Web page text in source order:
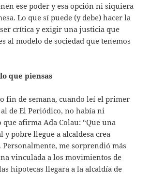
ese poder y esa opción ni siquiera
Lo que sí puede (y debe) hacer la
crítica y exigir una justicia que
al modelo de sociedad que tenemos
que piensas
fin de semana, cuando leí el primer
de El Periódico, no había ni
que afirma Ada Colau: “Que una
y pobre llegue a alcaldesa crea
Personalmente, me sorprendió más
vinculada a los movimientos de
hipotecas llegara a la alcaldía de